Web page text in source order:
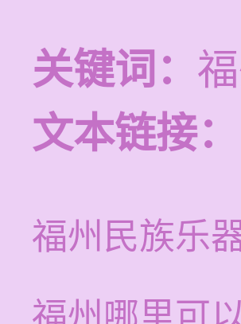
关键词：
文本链接：
福州民族乐